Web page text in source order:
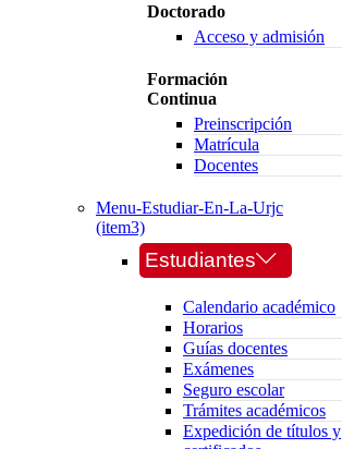
Doctorado
Acceso y admisión
Formación
Continua
Preinscripción
Matrícula
Docentes
Menu-Estudiar-En-La-Urjc
(item3)
Estudiantes
Calendario académico
Horarios
Guías docentes
Exámenes
Seguro escolar
Trámites académicos
Expedición de títulos y